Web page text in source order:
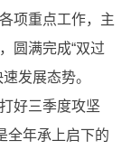
项重点工作，主
圆满完成“双过
发展态势。
好三季度攻坚
全年承上启下的